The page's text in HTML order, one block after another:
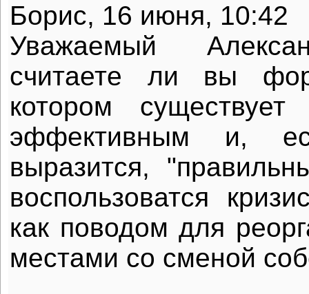
Борис, 16 июня, 10:42
Уважаемый
считаете ли вы
котором
эффективным и,
выразится,
воспользоватся
как поводом для
местами со сменой